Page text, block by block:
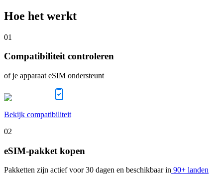
Hoe het werkt
01
Compatibiliteit controleren
of je apparaat eSIM ondersteunt
Bekijk compatibiliteit
02
eSIM-pakket kopen
Pakketten zijn actief voor 30 dagen en beschikbaar in 90+ landen